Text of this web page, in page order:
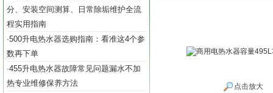
分、安装空间测算、日常除垢维护全流
程实用指南
·500升电热水器选购指南：看准这4个参
数再下单
·455升电热水器故障常见问题漏水不加
热专业维修保养方法
点击放大